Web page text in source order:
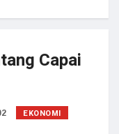
Capai
EKONOMI